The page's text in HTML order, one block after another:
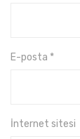
E-posta *
İnternet sitesi